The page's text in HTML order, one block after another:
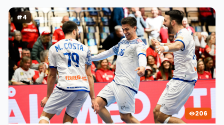
#4
206